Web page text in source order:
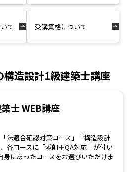
て 受講資格について
構造設計1級建築士講座
士 WEB講座
「法適合確認対策コース」「構造設計
各コースに「添削＋QA対応」が付い
身にあったコースをお選びいただけま